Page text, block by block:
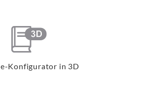
Konfigurator in 3D